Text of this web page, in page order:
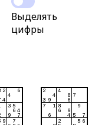
Выделять
цифры